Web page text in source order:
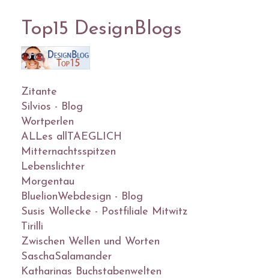
Top15 DesignBlogs
Zitante
Silvios - Blog
Wortperlen
ALLes allTAEGLICH
Mitternachtsspitzen
Lebenslichter
Morgentau
BluelionWebdesign - Blog
Susis Wollecke - Postfiliale Mitwitz
Tirilli
Zwischen Wellen und Worten
SaschaSalamander
Katharinas Buchstabenwelten